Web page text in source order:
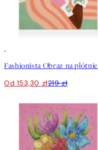
Fashionista Obraz na płótnie
Od 153,30 zł219 zł